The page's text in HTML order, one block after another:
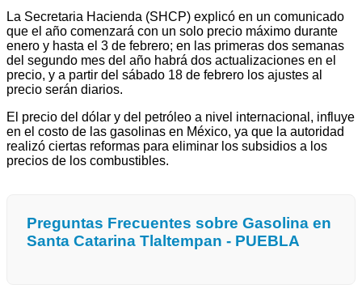
La Secretaria Hacienda (SHCP) explicó en un comunicado
que el año comenzará con un solo precio máximo durante
enero y hasta el 3 de febrero; en las primeras dos semanas
del segundo mes del año habrá dos actualizaciones en el
precio, y a partir del sábado 18 de febrero los ajustes al
precio serán diarios.
El precio del dólar y del petróleo a nivel internacional, influye
en el costo de las gasolinas en México, ya que la autoridad
realizó ciertas reformas para eliminar los subsidios a los
precios de los combustibles.
Preguntas Frecuentes sobre Gasolina en
Santa Catarina Tlaltempan - PUEBLA